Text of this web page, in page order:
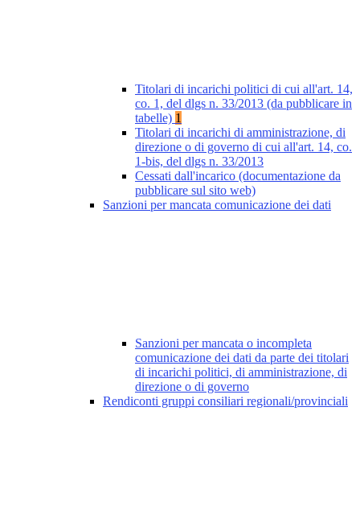
Titolari di incarichi politici di cui all'art. 14,
co. 1, del dlgs n. 33/2013 (da pubblicare in
tabelle) 1
Titolari di incarichi di amministrazione, di
direzione o di governo di cui all'art. 14, co.
1-bis, del dlgs n. 33/2013
Cessati dall'incarico (documentazione da
pubblicare sul sito web)
Sanzioni per mancata comunicazione dei dati
Sanzioni per mancata o incompleta
comunicazione dei dati da parte dei titolari
di incarichi politici, di amministrazione, di
direzione o di governo
Rendiconti gruppi consiliari regionali/provinciali